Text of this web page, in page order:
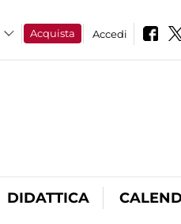
Acquista Accedi
DIDATTICA